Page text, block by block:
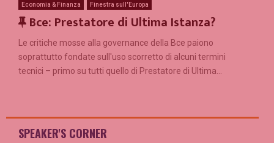
Economia & Finanza Finestra sull'Europa
F
e
a
t
e
d
Bce: Prestatore di Ultima Istanza?
Le critiche mosse alla governance della Bce paiono
soprattutto fondate sull'uso scorretto di alcuni termini
tecnici – primo su tutti quello di Prestatore di Ultima...
SPEAKER'S CORNER